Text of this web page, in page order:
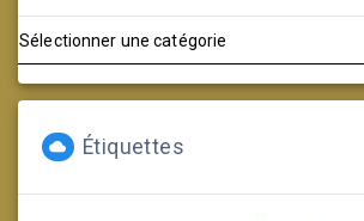
Étiquettes